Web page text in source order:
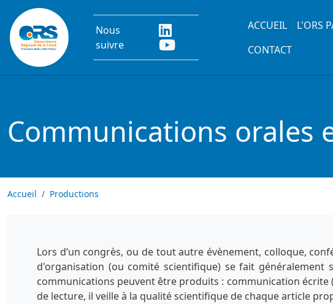
Aller au contenu principal
Nous
suivre
Main
ACCUEIL L'ORS
CONTACT
Communications orales
Accueil Productions
Lors d’un congrès, ou de tout autre évènement, colloque,
d'organisation (ou comité scientifique) se fait
communications peuvent être produits : communication
de lecture, il veille à la qualité scientifique de chaque article